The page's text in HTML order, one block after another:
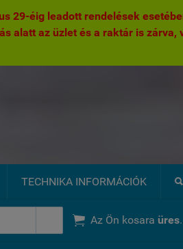
29-éig leadott rendelések
alatt az üzlet és a raktár is
TECHNIKA INFORMÁCIÓK 
 Az Ön kosara üres.